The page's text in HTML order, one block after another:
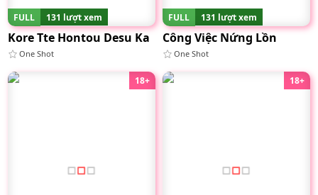
FULL 131 lượt xem
Kore Tte Hontou Desu Ka
One Shot
FULL 131 lượt xem
Công Việc Nứng Lồn
One Shot
18+ 18+